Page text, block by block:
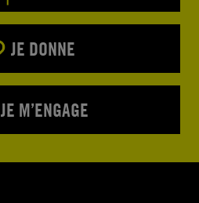
JE DONNE
JE M’ENGAGE